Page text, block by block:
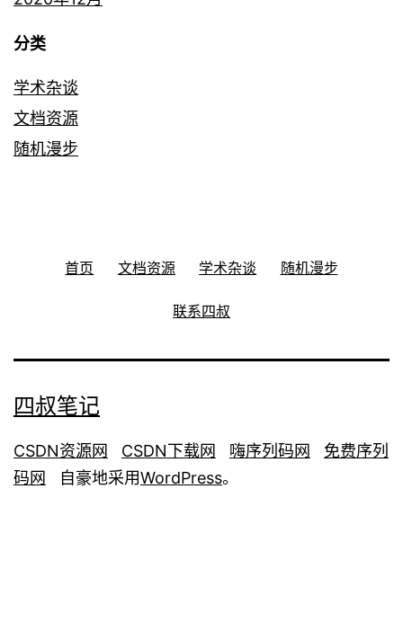
分类
学术杂谈
文档资源
随机漫步
首页 文档资源 学术杂谈 随机漫步
联系四叔
四叔笔记
CSDN资源网 CSDN下载网 嗨序列码网
免费序列
码网 自豪地采用WordPress。